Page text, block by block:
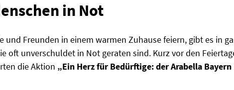
in Not
Freunden in einem warmen Zuhause feiern, gibt es in
oft unverschuldet in Not geraten sind. Kurz vor den
die Aktion „Ein Herz für Bedürftige: der Arabella